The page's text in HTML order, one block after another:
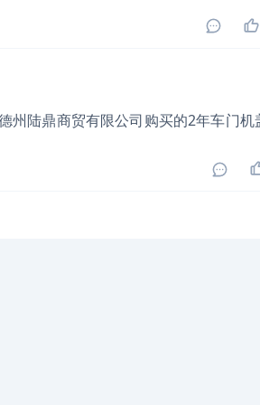
州陆鼎商贸有限公司购买的2年车门机